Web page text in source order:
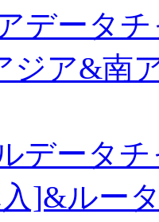
データ
ジア&南
データ
]&ルー